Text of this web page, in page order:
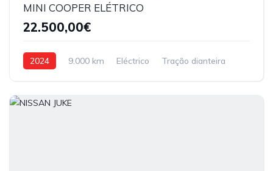
MINI COOPER ELÉTRICO
22.500,00€
2024 9.000 km Eléctrico Tração dianteira